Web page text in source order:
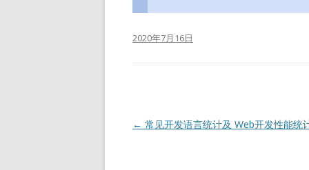
2020年7月16日
文
← 常见开发语言统计及 Web开发性能统